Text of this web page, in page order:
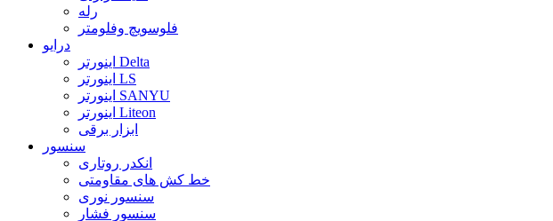
رله
فلوسویچ وفلومتر
درایو
اینورتر Delta
اینورتر LS
اینورتر SANYU
اینورتر Liteon
ابزار برقی
سنسور
انکدر روتاری
خط کش های مقاومتی
سنسور نوری
سنسور فشار